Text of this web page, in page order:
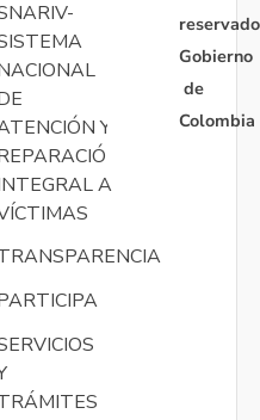
Y
A
Gobierno
de
Colombia